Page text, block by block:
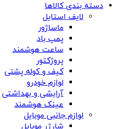
دسته بندی کالاها
لایف استایل
ماساژور
پمپ باد
ساعت هوشمند
پروژکتور
کیف و کوله پشتی
لوازم خودرو
آرایشی و بهداشتی
عینک هوشمند
لوازم جانبی موبایل
شارژر موبایل